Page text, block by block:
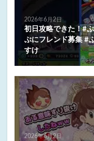
2026年6月2日
初日攻略できた！#
ぷにフレンド募集 #
すけ
2026年6月2日